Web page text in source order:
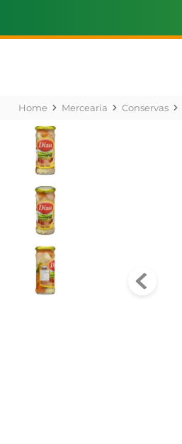
Mercearia Conservas